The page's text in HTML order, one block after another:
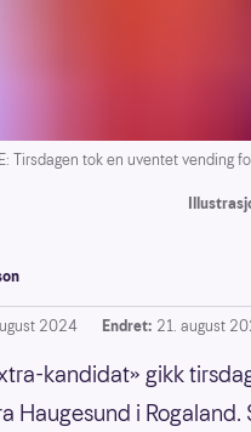
Tirsdagen tok en uventet vending
2024 Endret: 21. august
kandidat» gikk
Haugesund i Rogaland.